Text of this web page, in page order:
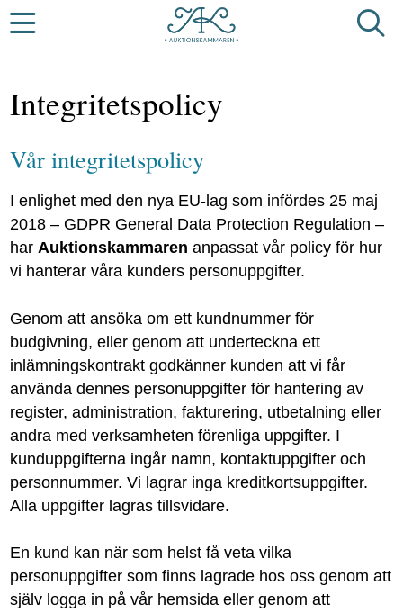
Integritetspolicy
Vår integritetspolicy
I enlighet med den nya EU-lag som infördes 25 maj
2018 – GDPR General Data Protection Regulation –
har Auktionskammaren anpassat vår policy för hur
vi hanterar våra kunders personuppgifter.
Genom att ansöka om ett kundnummer för
budgivning, eller genom att underteckna ett
inlämningskontrakt godkänner kunden att vi får
använda dennes personuppgifter för hantering av
register, administration, fakturering, utbetalning eller
andra med verksamheten förenliga uppgifter. I
kunduppgifterna ingår namn, kontaktuppgifter och
personnummer. Vi lagrar inga kreditkortsuppgifter.
Alla uppgifter lagras tillsvidare.
En kund kan när som helst få veta vilka
personuppgifter som finns lagrade hos oss genom att
själv logga in på vår hemsida eller genom att